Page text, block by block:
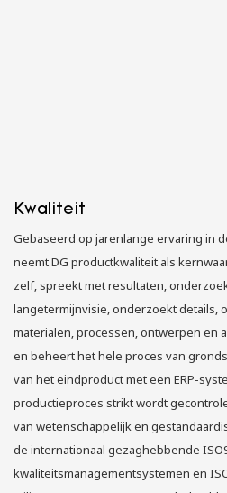
Kwaliteit
Gebaseerd op jarenlange ervaring in
neemt DG productkwaliteit als
zelf, spreekt met resultaten,
langetermijnvisie, onderzoekt details,
materialen, processen, ontwerpen en
en beheert het hele proces van
van het eindproduct met een ERP-
productieproces strikt wordt
van wetenschappelijk en
de internationaal gezaghebbende
kwaliteitsmanagementsystemen en